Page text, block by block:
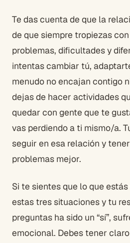
Te das cuenta de que la
de que siempre tropiezas
problemas, dificultades y
intentas cambiar tú,
menudo no encajan contigo
dejas de hacer actividades
quedar con gente que te
vas perdiendo a ti mismo/a.
seguir en esa relación y
problemas mejor.
Si te sientes que lo que
estas tres situaciones y tu
preguntas ha sido un “sí”,
emocional. Debes tener